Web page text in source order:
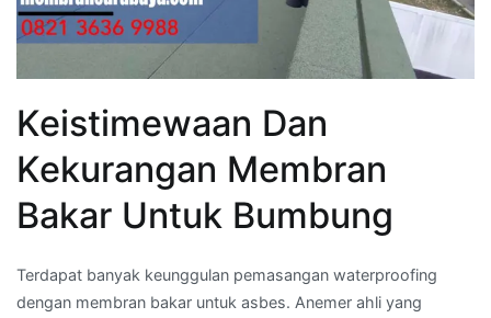
Keistimewaan Dan
Kekurangan Membran
Bakar Untuk Bumbung
Terdapat banyak keunggulan pemasangan waterproofing
dengan membran bakar untuk asbes. Anemer ahli yang